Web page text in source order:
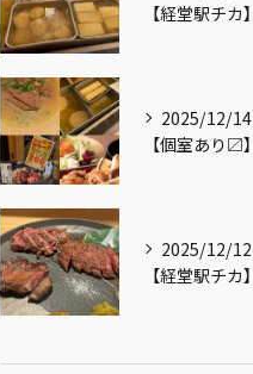
2025/12/14
2025/12/12